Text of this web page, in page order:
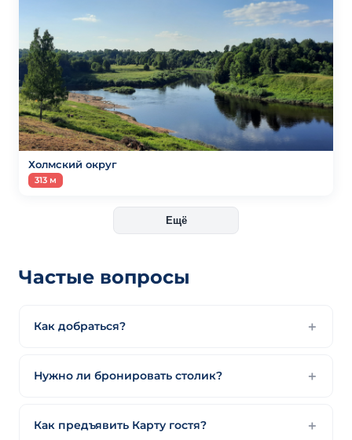
Холмский округ
313 м
Ещё
Частые вопросы
Как добраться?
Нужно ли бронировать столик?
Как предъявить Карту гостя?